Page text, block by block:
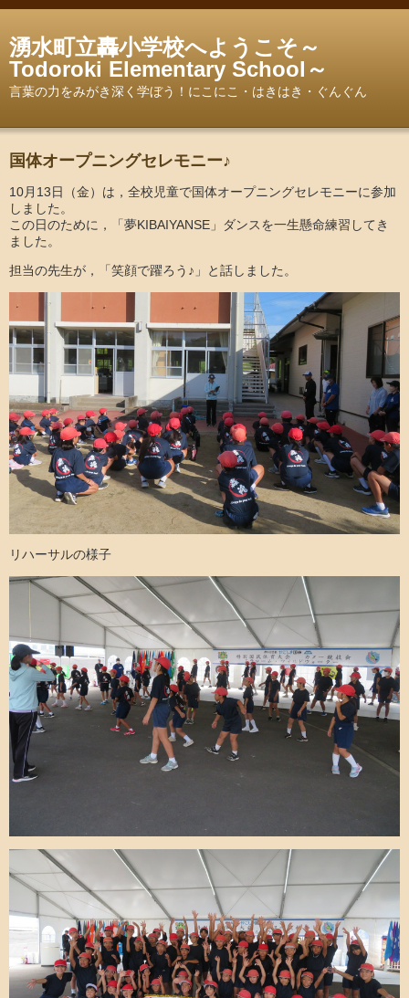
湧水町立轟小学校へようこそ～
Todoroki Elementary School～
言葉の力をみがき深く学ぼう！にこにこ・はきはき・ぐんぐん
国体オープニングセレモニー♪
10月13日（金）は，全校児童で国体オープニングセレモニーに参加
しました。
この日のために，「夢KIBAIYANSE」ダンスを一生懸命練習してき
ました。
担当の先生が，「笑顔で躍ろう♪」と話しました。
リハーサルの様子